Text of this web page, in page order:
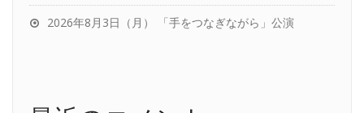
2026年8月3日（月） 「手をつなぎながら」公演